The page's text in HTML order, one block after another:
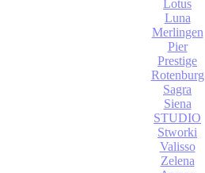
Lotus
Luna
Merlingen
Pier
Prestige
Rotenburg
Sagra
Siena
STUDIO
Stworki
Valisso
Zelena